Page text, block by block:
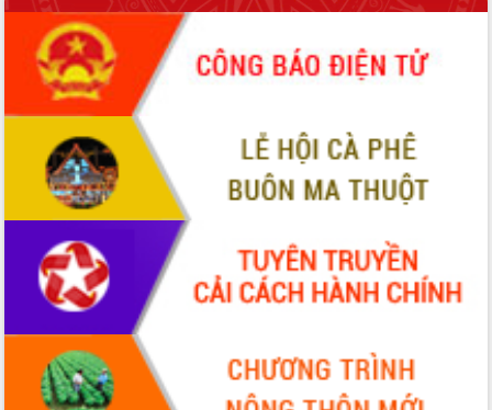
VIDEO
Không có file video nào để phát.
ALBUM ẢNH